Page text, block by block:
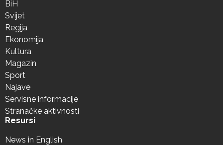
BiH
Svijet
Regija
Ekonomija
Kultura
Magazin
Sport
Najave
Servisne informacije
Stranačke aktivnosti
Resursi
News in English